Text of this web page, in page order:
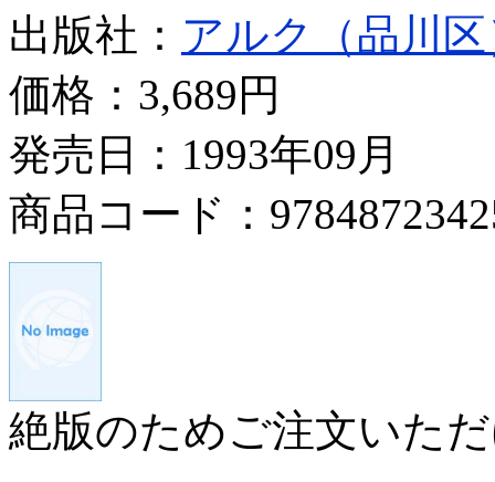
出版社： アルク（品川
価格： 3,689円
発売日：1993年09月
商品コード：
絶版のためご注文いた